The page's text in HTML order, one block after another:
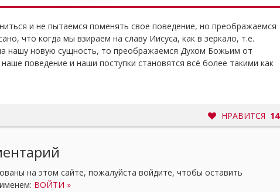
и не пытаемся поменять свое поведение, но преображаемся
что когда мы взираем на славу Иисуса, как в зеркало, т.е.
нашу новую сущность, то преображаемся Духом Божьим от
поведение и наши поступки становятся всё более такими как
НРАВИТСЯ 14
на этом сайте, пожалуйста войдите, чтобы оставить
ВОЙТИ »